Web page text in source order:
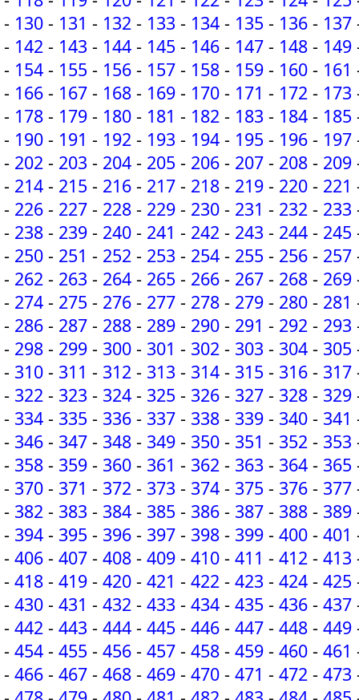
- 130 - 131 - 132 - 133 - 134 - 135 - 136 - 137
- 142 - 143 - 144 - 145 - 146 - 147 - 148 - 149
- 154 - 155 - 156 - 157 - 158 - 159 - 160 - 161
- 166 - 167 - 168 - 169 - 170 - 171 - 172 - 173
- 178 - 179 - 180 - 181 - 182 - 183 - 184 - 185
- 190 - 191 - 192 - 193 - 194 - 195 - 196 - 197
- 202 - 203 - 204 - 205 - 206 - 207 - 208 - 209
- 214 - 215 - 216 - 217 - 218 - 219 - 220 - 221
- 226 - 227 - 228 - 229 - 230 - 231 - 232 - 233
- 238 - 239 - 240 - 241 - 242 - 243 - 244 - 245
- 250 - 251 - 252 - 253 - 254 - 255 - 256 - 257
- 262 - 263 - 264 - 265 - 266 - 267 - 268 - 269
- 274 - 275 - 276 - 277 - 278 - 279 - 280 - 281
- 286 - 287 - 288 - 289 - 290 - 291 - 292 - 293
- 298 - 299 - 300 - 301 - 302 - 303 - 304 - 305
- 310 - 311 - 312 - 313 - 314 - 315 - 316 - 317
- 322 - 323 - 324 - 325 - 326 - 327 - 328 - 329
- 334 - 335 - 336 - 337 - 338 - 339 - 340 - 341
- 346 - 347 - 348 - 349 - 350 - 351 - 352 - 353
- 358 - 359 - 360 - 361 - 362 - 363 - 364 - 365
- 370 - 371 - 372 - 373 - 374 - 375 - 376 - 377
- 382 - 383 - 384 - 385 - 386 - 387 - 388 - 389
- 394 - 395 - 396 - 397 - 398 - 399 - 400 - 401
- 406 - 407 - 408 - 409 - 410 - 411 - 412 - 413
- 418 - 419 - 420 - 421 - 422 - 423 - 424 - 425
- 430 - 431 - 432 - 433 - 434 - 435 - 436 - 437
- 442 - 443 - 444 - 445 - 446 - 447 - 448 - 449
- 454 - 455 - 456 - 457 - 458 - 459 - 460 - 461
- 466 - 467 - 468 - 469 - 470 - 471 - 472 - 473